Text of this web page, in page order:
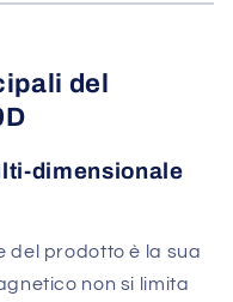
del
dimensionale
del prodotto è la sua
non si limita